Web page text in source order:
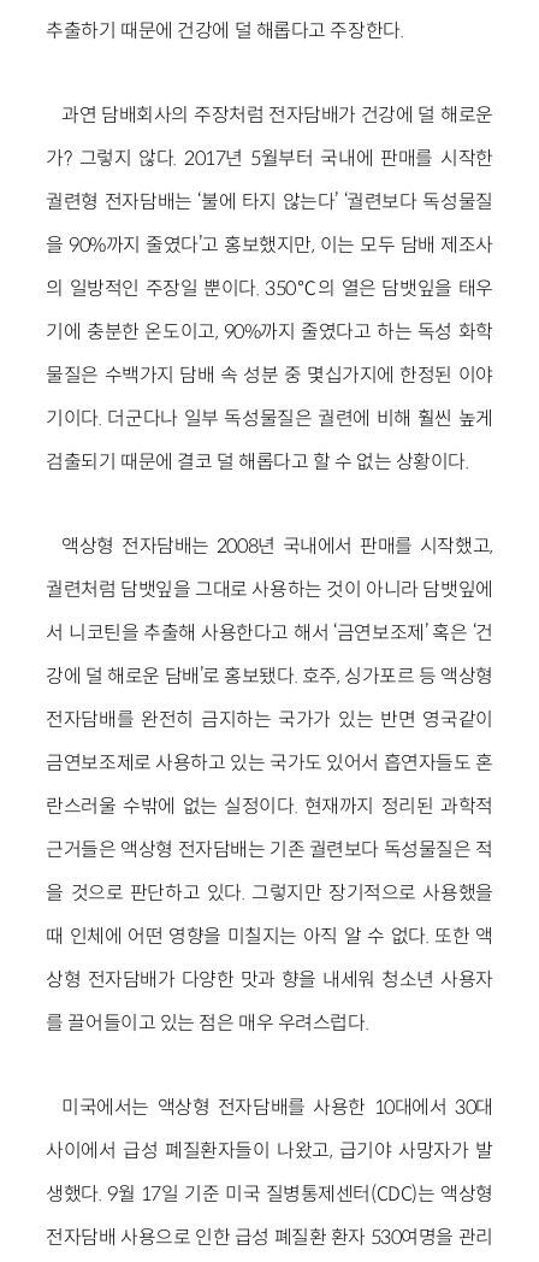
추출하기 때문에 건강에 덜 해롭다고 주장한다.
과연 담배회사의 주장처럼 전자담배가 건강에 덜 해로운
가? 그렇지 않다. 2017년 5월부터 국내에 판매를 시작한
궐련형 전자담배는 ‘불에 타지 않는다’ ‘궐련보다 독성물질
을 90%까지 줄였다’고 홍보했지만, 이는 모두 담배 제조사
의 일방적인 주장일 뿐이다. 350℃의 열은 담뱃잎을 태우
기에 충분한 온도이고, 90%까지 줄였다고 하는 독성 화학
물질은 수백가지 담배 속 성분 중 몇십가지에 한정된 이야
기이다. 더군다나 일부 독성물질은 궐련에 비해 훨씬 높게
검출되기 때문에 결코 덜 해롭다고 할 수 없는 상황이다.
액상형 전자담배는 2008년 국내에서 판매를 시작했고,
궐련처럼 담뱃잎을 그대로 사용하는 것이 아니라 담뱃잎에
서 니코틴을 추출해 사용한다고 해서 ‘금연보조제’ 혹은 ‘건
강에 덜 해로운 담배’로 홍보됐다. 호주, 싱가포르 등 액상형
전자담배를 완전히 금지하는 국가가 있는 반면 영국같이
금연보조제로 사용하고 있는 국가도 있어서 흡연자들도 혼
란스러울 수밖에 없는 실정이다. 현재까지 정리된 과학적
근거들은 액상형 전자담배는 기존 궐련보다 독성물질은 적
을 것으로 판단하고 있다. 그렇지만 장기적으로 사용했을
때 인체에 어떤 영향을 미칠지는 아직 알 수 없다. 또한 액
상형 전자담배가 다양한 맛과 향을 내세워 청소년 사용자
를 끌어들이고 있는 점은 매우 우려스럽다.
미국에서는 액상형 전자담배를 사용한 10대에서 30대
사이에서 급성 폐질환자들이 나왔고, 급기야 사망자가 발
생했다. 9월 17일 기준 미국 질병통제센터(CDC)는 액상형
전자담배 사용으로 인한 급성 폐질환 환자 530여명을 관리